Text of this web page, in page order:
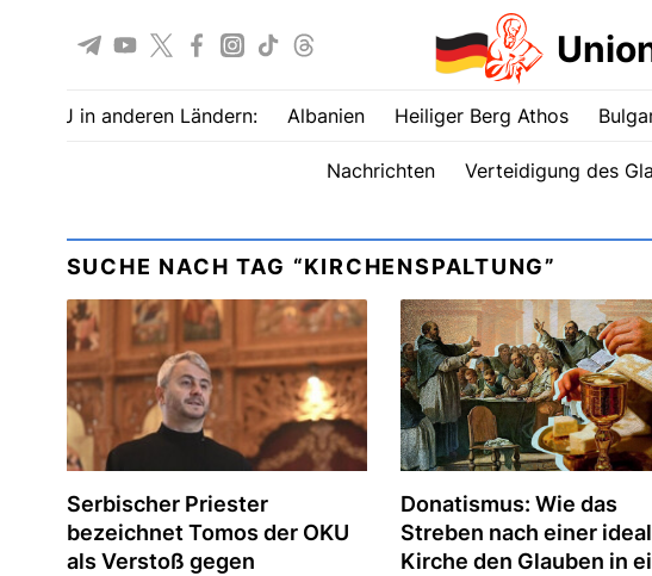
UOJ in anderen Ländern: Albanien Heiliger Berg Athos
Nachrichten Verteidigung des
SUCHE NACH TAG “KIRCHENSPALTUNG”
Serbischer Priester
bezeichnet Tomos der OKU
als Verstoß gegen
Donatismus: Wie das
Streben nach einer
Kirche den Glauben in